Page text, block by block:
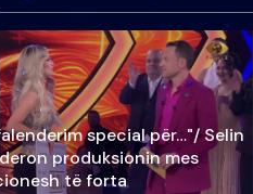
special për…"/ Selin
produksionin mes
të forta